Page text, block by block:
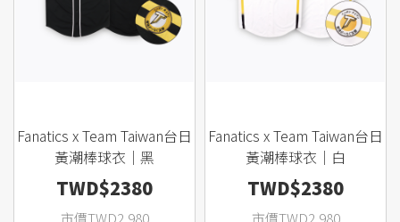
Fanatics x Team Taiwan台日
黃潮棒球衣｜黑
TWD$2380
市價TWD2,980
Fanatics x Team Taiwan台日
黃潮棒球衣｜白
TWD$2380
市價TWD2,980